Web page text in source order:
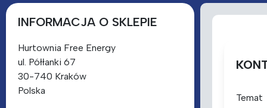
INFORMACJA O SKLEPIE
Hurtownia Free Energy
ul. Półłanki 67
30-740 Kraków
Polska
Temat